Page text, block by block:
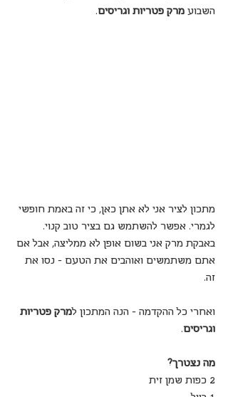
השבוע מרק פטריות וגריסים.
מתכון לציר אני לא אתן כאן, כי זה באמת חופשי
לגמרי. אפשר להשתמש גם בציר טוב קנוי.
באבקת מרק אני בשום אופן לא ממליצה, אבל אם
אתם משתמשים ואוהבים את הטעם - נסו את
זה.
ואחרי כל ההקדמה - הנה המתכון למרק פטריות
וגריסים.
מה נצטרך?
2 כפות שמן זית